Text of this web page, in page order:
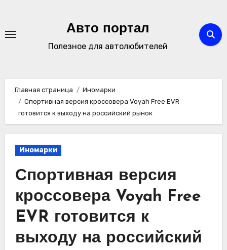
содержимому
Авто портал
Полезное для автолюбителей
Главная страница
Иномарки
Спортивная версия кроссовера Voyah Free EVR
готовится к выходу на российский рынок
Иномарки
Спортивная версия
кроссовера Voyah Free
EVR готовится к
выходу на российский